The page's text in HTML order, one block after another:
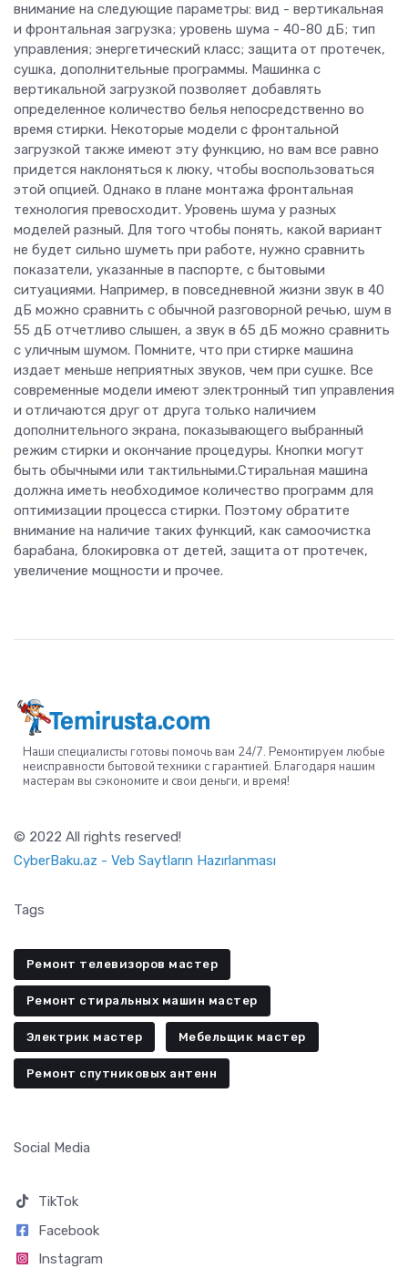
внимание на следующие параметры: вид - вертикальная
и фронтальная загрузка; уровень шума - 40-80 дБ; тип
управления; энергетический класс; защита от протечек,
сушка, дополнительные программы. Машинка с
вертикальной загрузкой позволяет добавлять
определенное количество белья непосредственно во
время стирки. Некоторые модели с фронтальной
загрузкой также имеют эту функцию, но вам все равно
придется наклоняться к люку, чтобы воспользоваться
этой опцией. Однако в плане монтажа фронтальная
технология превосходит. Уровень шума у ​​разных
моделей разный. Для того чтобы понять, какой вариант
не будет сильно шуметь при работе, нужно сравнить
показатели, указанные в паспорте, с бытовыми
ситуациями. Например, в повседневной жизни звук в 40
дБ можно сравнить с обычной разговорной речью, шум в
55 дБ отчетливо слышен, а звук в 65 дБ можно сравнить
с уличным шумом. Помните, что при стирке машина
издает меньше неприятных звуков, чем при сушке. Все
современные модели имеют электронный тип управления
и отличаются друг от друга только наличием
дополнительного экрана, показывающего выбранный
режим стирки и окончание процедуры. Кнопки могут
быть обычными или тактильными.Стиральная машина
должна иметь необходимое количество программ для
оптимизации процесса стирки. Поэтому обратите
внимание на наличие таких функций, как самоочистка
барабана, блокировка от детей, защита от протечек,
увеличение мощности и прочее.
Наши специалисты готовы помочь вам 24/7. Ремонтируем любые
неисправности бытовой техники с гарантией. Благодаря нашим
мастерам вы сэкономите и свои деньги, и время!
© 2022 All rights reserved!
CyberBaku.az - Veb Saytların Hazırlanması
Tags
Ремонт телевизоров мастер
Ремонт стиральных машин мастер
Электрик мастер Мебельщик мастер
Ремонт спутниковых антенн
Social Media
TikTok
Facebook
Instagram